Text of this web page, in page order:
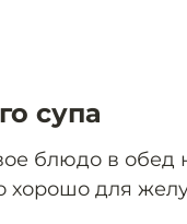
супа
блюдо в обед
хорошо для